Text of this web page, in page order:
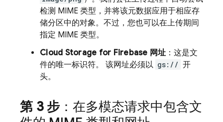
检测 MIME 类型，并将该元数据应用于相应存
储分区中的对象。不过，您也可以在上传期间
指定 MIME 类型。
Cloud Storage for Firebase 网址：这是文
件的唯一标识符。 该网址必须以 gs:// 开
头。
第 3 步 ：在多模态请求中包含文